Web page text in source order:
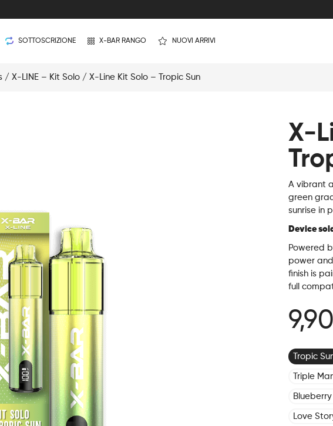
SOTTOSCRIZIONE X-BAR RANGO NUOVI ARRIVI
/ X-LINE – Kit Solo / X-Line Kit Solo – Tropic Sun
X-
A vibrant
green
sunrise in
Device
Powered
power
finish is
full
Tropic
Triple
Love